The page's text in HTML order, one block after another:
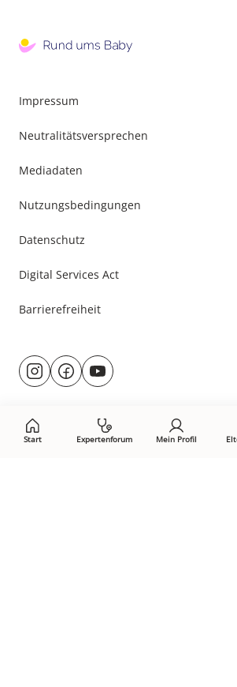
Start Expertenforum Mein Profil
Impressum
Neutralitätsversprechen
Mediadaten
Nutzungsbedingungen
Datenschutz
Digital Services Act
Barrierefreiheit
Besuche
uns@rund.ums.baby
facebook.com/rundumsbaby.de
youtube.com/